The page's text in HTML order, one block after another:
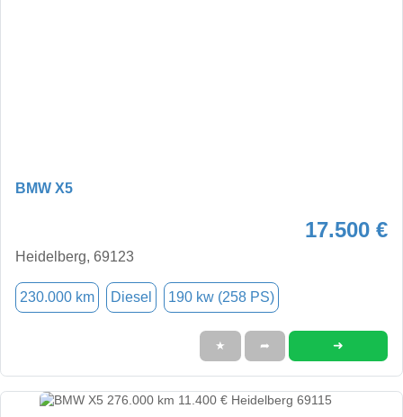
BMW X5
17.500 €
Heidelberg, 69123
230.000 km Diesel 190 kw (258 PS)
★ ➦ ➜